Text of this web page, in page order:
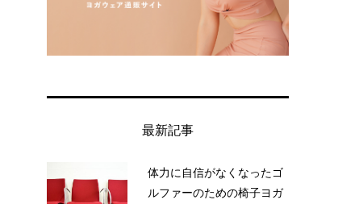
最新記事
体力に自信がなくなったゴ
ルファーのための椅子ヨガ